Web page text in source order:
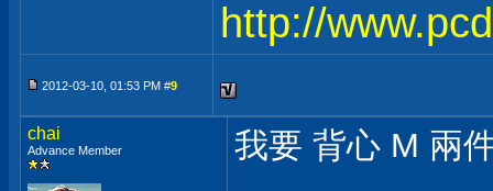
http://
2012-03-10, 01:53 PM #9
chai
Advance Member 我要 背心 M 兩